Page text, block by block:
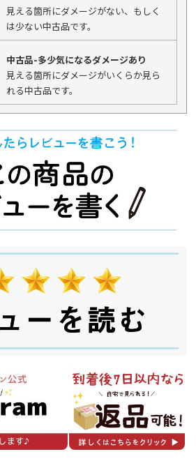
見える箇所にダメージがない、もしく
は少ない中古品です。
中古品-多少気になるダメージあり
見える箇所にダメージがいくらか見ら
れる中古品です。